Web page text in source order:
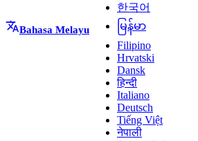
Bahasa Melayu
한국어
မြန်မာ
Filipino
Hrvatski
Dansk
हिन्दी
Italiano
Deutsch
Tiếng Việt
नेपाली